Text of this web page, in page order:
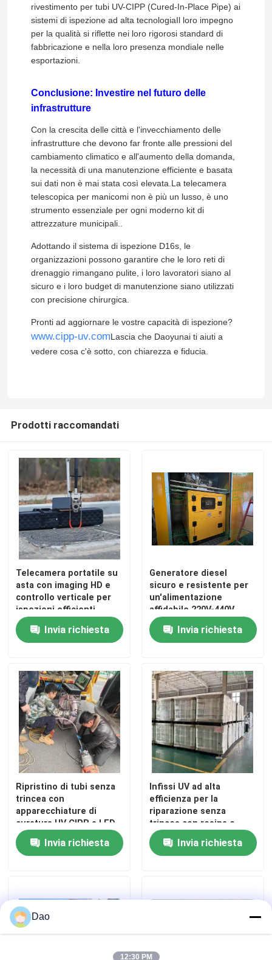
rivestimento per tubi UV-CIPP (Cured-In-Place Pipe) ai
sistemi di ispezione ad alta tecnologiaIl loro impegno
per la qualità si riflette nei loro rigorosi standard di
fabbricazione e nella loro presenza mondiale nelle
esportazioni.
Conclusione: Investire nel futuro delle
infrastrutture
Con la crescita delle città e l'invecchiamento delle
infrastrutture che devono far fronte alle pressioni del
cambiamento climatico e all'aumento della domanda,
la necessità di una manutenzione efficiente e basata
sui dati non è mai stata così elevata.La telecamera
telescopica per manicomi non è più un lusso, è uno
strumento essenziale per ogni moderno kit di
attrezzature municipali..
Adottando il sistema di ispezione D16s, le
organizzazioni possono garantire che le loro reti di
drenaggio rimangano pulite, i loro lavoratori siano al
sicuro e i loro budget di manutenzione siano utilizzati
con precisione chirurgica.
Pronti ad aggiornare le vostre capacità di ispezione?
www.cipp-uv.comLascia che Daoyunai ti aiuti a
vedere cosa c'è sotto, con chiarezza e fiducia.
Prodotti raccomandati
Telecamera portatile su
asta con imaging HD e
controllo verticale per
ispezioni efficienti
Invia richiesta
Generatore diesel
sicuro e resistente per
un'alimentazione
affidabile 220V-440V
Invia richiesta
Ripristino di tubi senza
trincea con
apparecchiature di
curatura UV CIPP a LED
a punta
Invia richiesta
Infissi UV ad alta
efficienza per la
riparazione senza
trincea con resina e
fibra di vetro
Invia richiesta
Dao
12:30 PM